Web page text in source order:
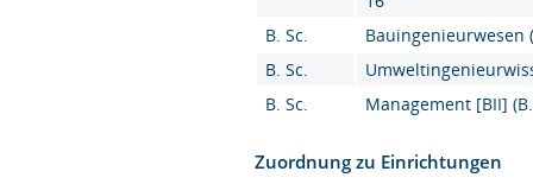
B. Sc.
Bauingenieurwesen
B. Sc.
B. Sc.
Management [BII]
Zuordnung zu Einrichtungen